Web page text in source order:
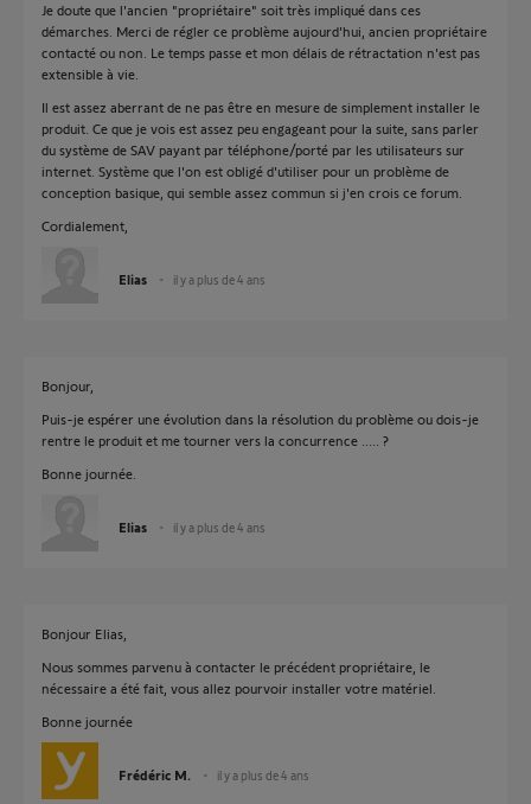
Je doute que l'ancien "propriétaire" soit très impliqué dans ces
démarches. Merci de régler ce problème aujourd'hui, ancien propriétaire
contacté ou non. Le temps passe et mon délais de rétractation n'est pas
extensible à vie.
Il est assez aberrant de ne pas être en mesure de simplement installer le
produit. Ce que je vois est assez peu engageant pour la suite, sans parler
du système de SAV payant par téléphone/porté par les utilisateurs sur
internet. Système que l'on est obligé d'utiliser pour un problème de
conception basique, qui semble assez commun si j'en crois ce forum.
Cordialement,
Elias il y a plus de 4 ans
Bonjour,
Puis-je espérer une évolution dans la résolution du problème ou dois-je
rentre le produit et me tourner vers la concurrence ..... ?
Bonne journée.
Elias il y a plus de 4 ans
Bonjour Elias,
Nous sommes parvenu à contacter le précédent propriétaire, le
nécessaire a été fait, vous allez pourvoir installer votre matériel.
Bonne journée
Frédéric M. il y a plus de 4 ans